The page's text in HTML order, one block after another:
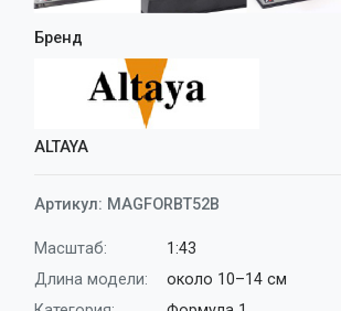
Бренд
ALTAYA
Артикул: MAGFORBT52B
Масштаб:
1:43
Длина модели:
около 10–14 см